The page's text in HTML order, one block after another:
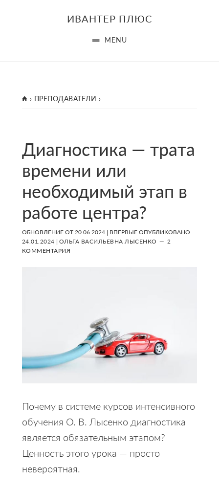
ИВАНТЕР ПЛЮС
MENU
ГЛАВНАЯ
› ПРЕПОДАВАТЕЛИ ›
Диагностика — трата
времени или
необходимый этап в
работе центра?
ОБНОВЛЕНИЕ ОТ20.06.2024| ВПЕРВЫЕ ОПУБЛИКОВАНО
24.01.2024 | ОЛЬГА ВАСИЛЬЕВНА ЛЫСЕНКО
2
КОММЕНТАРИЯ
Почему в системе курсов интенсивного
обучения О. В. Лысенко диагностика
является обязательным этапом?
Ценность этого урока — просто
невероятная.